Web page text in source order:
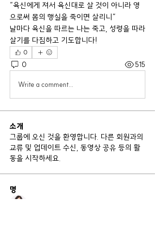
“육신에게 져서 육신대로 살 것이 아니라 영
으로써 몸의 행실을 죽이면 살리니“
날마다 육신을 따르는 나는 죽고, 성령을 따라
살기를 다짐하고 기도합니다!
0
0 515
Write a comment...
소개
그룹에 오신 것을 환영합니다. 다른 회원과의
교류 및 업데이트 수신, 동영상 공유 등의 활
동을 시작하세요.
명